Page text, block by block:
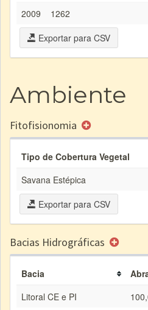
2009
1262
Exportar para CSV
Ambiente
Fitofisionomia
Tipo de Cobertura Vegetal
Savana Estépica
Exportar para CSV
Bacias Hidrográficas
Bacia
Litoral CE e PI